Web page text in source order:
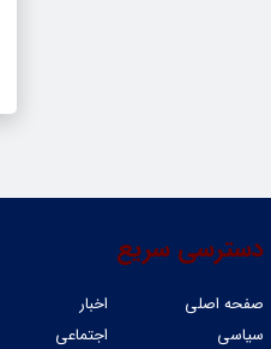
دسترسی سریع
صفحه اصلی
اخبار
سیاسی
اجتماعی